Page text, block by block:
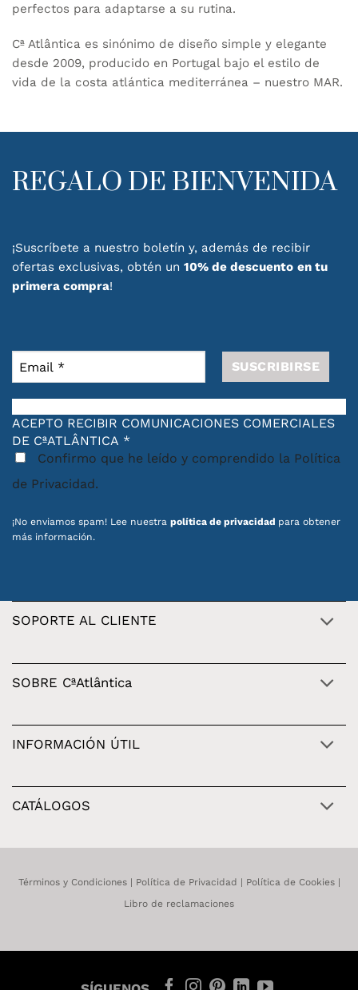
perfectos para adaptarse a su rutina.
Cª Atlântica es sinónimo de diseño simple y elegante
desde 2009, producido en Portugal bajo el estilo de
vida de la costa atlántica mediterránea – nuestro MAR.
REGALO DE BIENVENIDA
¡Suscríbete a nuestro boletín y, además de recibir
ofertas exclusivas, obtén un 10% de descuento en tu
primera compra!
ACEPTO RECIBIR COMUNICACIONES COMERCIALES
DE CªATLÂNTICA *
Confirmo que he leído y comprendido la Política
de Privacidad.
¡No enviamos spam! Lee nuestra política de privacidad para obtener
más información.
SOPORTE AL CLIENTE
SOBRE CªAtlântica
INFORMACIÓN ÚTIL
CATÁLOGOS
Términos y Condiciones| Política de Privacidad | Política de Cookies|
Libro de reclamaciones